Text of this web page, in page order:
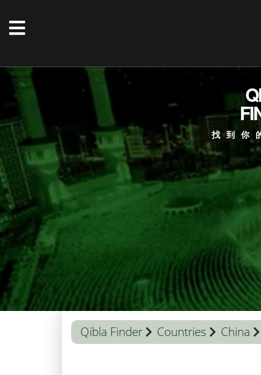
找到你
Qibla Finder Countries China